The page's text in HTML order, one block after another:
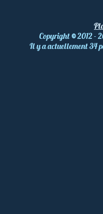
Copyright©2012 -
Il y a actuellement 34